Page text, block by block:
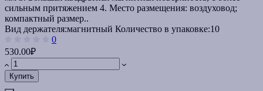
сильным притяжением 4. Место размещения: воздуховод;
компактный размер..
Вид держателя:магнитный Количество в упаковке:10
0
530.00₽
Купить